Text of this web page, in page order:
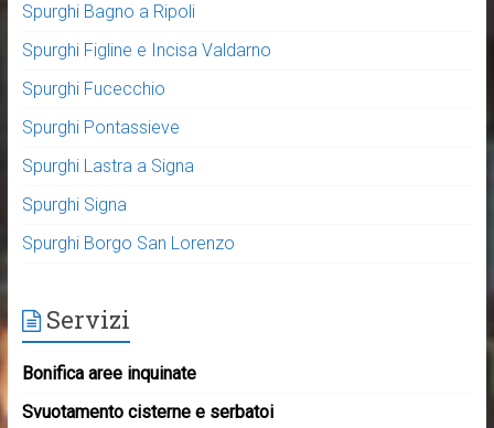
Spurghi Bagno a Ripoli
Spurghi Figline e Incisa Valdarno
Spurghi Fucecchio
Spurghi Pontassieve
Spurghi Lastra a Signa
Spurghi Signa
Spurghi Borgo San Lorenzo
Servizi
Bonifica aree inquinate
Svuotamento cisterne e serbatoi